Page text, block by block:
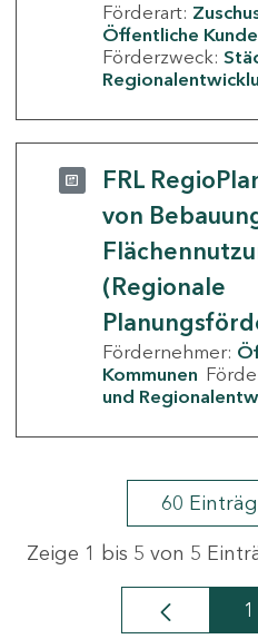
Förderart:
Öffentliche
Förderzweck:
FRL
von
(Regionale
Fördernehmer:
Kommunen
und
60
Zeige 1 bis 5 von 5
1